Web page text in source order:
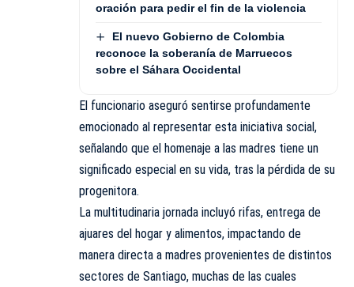
oración para pedir el fin de la violencia
El nuevo Gobierno de Colombia
reconoce la soberanía de Marruecos
sobre el Sáhara Occidental
El funcionario aseguró sentirse profundamente
emocionado al representar esta iniciativa social,
señalando que el homenaje a las madres tiene un
significado especial en su vida, tras la pérdida de su
progenitora.
La multitudinaria jornada incluyó rifas, entrega de
ajuares del hogar y alimentos, impactando de
manera directa a madres provenientes de distintos
sectores de Santiago, muchas de las cuales